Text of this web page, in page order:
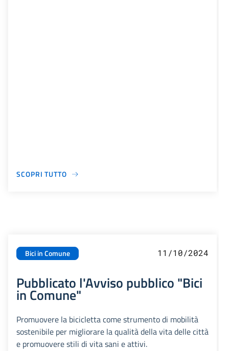
SCOPRI TUTTO
Bici in Comune 11/10/2024
Pubblicato l'Avviso pubblico "Bici
in Comune"
Promuovere la bicicletta come strumento di mobilità
sostenibile per migliorare la qualità della vita delle città
e promuovere stili di vita sani e attivi.